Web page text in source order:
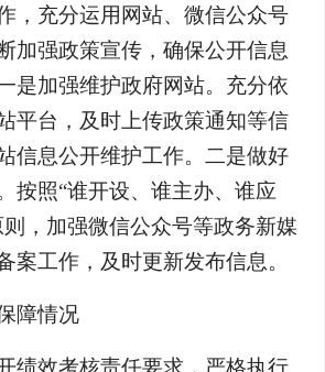
，充分运用网站、微信公众号
加强政策宣传，确保公开信息
是加强维护政府网站。充分依
平台，及时上传政策通知等信
信息公开维护工作。二是做好
按照“谁开设、谁主办、谁应
，加强微信公众号等政务新媒
案工作，及时更新发布信息。
障情况
绩效考核责任要求，严格执行